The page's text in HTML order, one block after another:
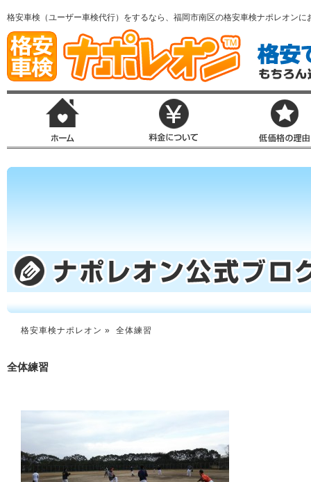
格安車検（ユーザー車検代行）をするなら、福岡市南区の格安車検ナポレオンに
格安車検ナポレオン » 全体練習
全体練習